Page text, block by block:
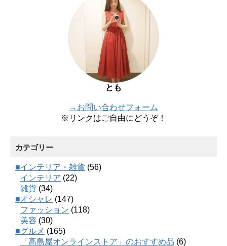
とも
→お問い合わせフォーム
※リンクはご自由にどうぞ！
カテゴリー
■インテリア・雑貨 (56)
インテリア (22)
雑貨 (34)
■オシャレ (147)
ファッション (118)
美容 (30)
■グルメ (165)
「高島屋オンラインストア」のおすすめ品 (6)